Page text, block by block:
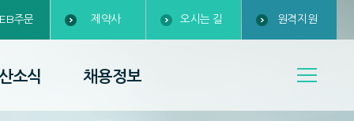
소식 채용정보
주문 제약사 오시는 길 원격지원